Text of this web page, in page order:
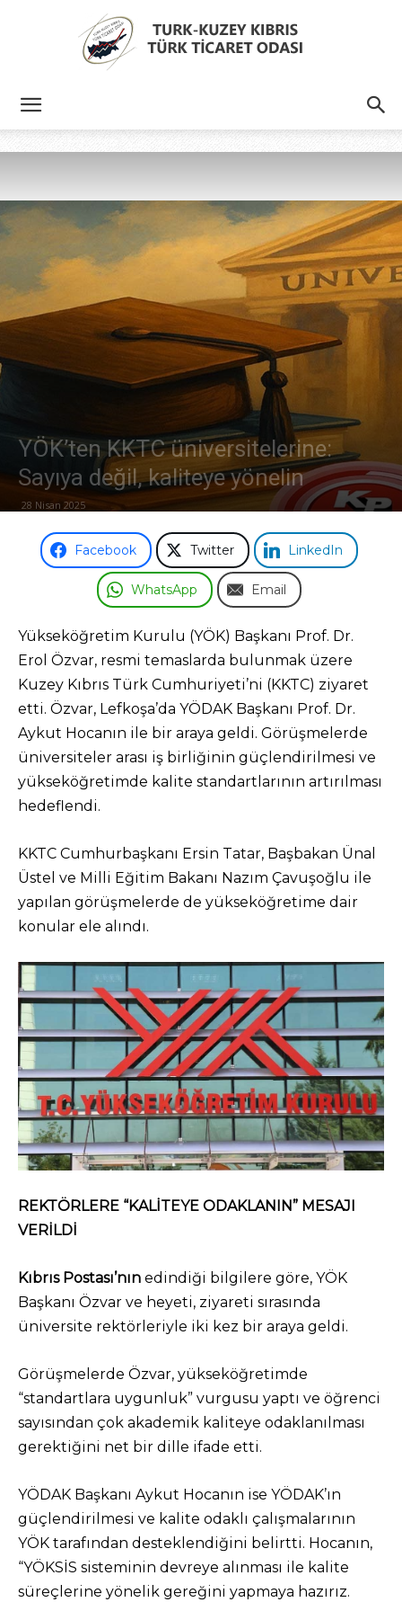
Kıbrıs
Ticaret
Odası
YÖK’ten KKTC üniversitelerine:
Sayıya değil, kaliteye yönelin
28 Nisan 2025
Facebook Twitter LinkedIn
WhatsApp Email
Yükseköğretim Kurulu (YÖK) Başkanı Prof. Dr.
Erol Özvar, resmi temaslarda bulunmak üzere
Kuzey Kıbrıs Türk Cumhuriyeti’ni (KKTC) ziyaret
etti. Özvar, Lefkoşa’da YÖDAK Başkanı Prof. Dr.
Aykut Hocanın ile bir araya geldi. Görüşmelerde
üniversiteler arası iş birliğinin güçlendirilmesi ve
yükseköğretimde kalite standartlarının artırılması
hedeflendi.
KKTC Cumhurbaşkanı Ersin Tatar, Başbakan Ünal
Üstel ve Milli Eğitim Bakanı Nazım Çavuşoğlu ile
yapılan görüşmelerde de yükseköğretime dair
konular ele alındı.
REKTÖRLERE “KALİTEYE ODAKLANIN” MESAJI
VERİLDİ
Kıbrıs Postası’nın edindiği bilgilere göre, YÖK
Başkanı Özvar ve heyeti, ziyareti sırasında
üniversite rektörleriyle iki kez bir araya geldi.
Görüşmelerde Özvar, yükseköğretimde
“standartlara uygunluk” vurgusu yaptı ve öğrenci
sayısından çok akademik kaliteye odaklanılması
gerektiğini net bir dille ifade etti.
YÖDAK Başkanı Aykut Hocanın ise YÖDAK’ın
güçlendirilmesi ve kalite odaklı çalışmalarının
YÖK tarafından desteklendiğini belirtti. Hocanın,
“YÖKSİS sisteminin devreye alınması ile kalite
süreçlerine yönelik gereğini yapmaya hazırız.